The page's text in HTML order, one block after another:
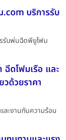
บริการรับ
รับพ่นฉีดพียูโฟม
ดโฟมเรือ และ
ด้วยราคา
ละงานกันความร้อน